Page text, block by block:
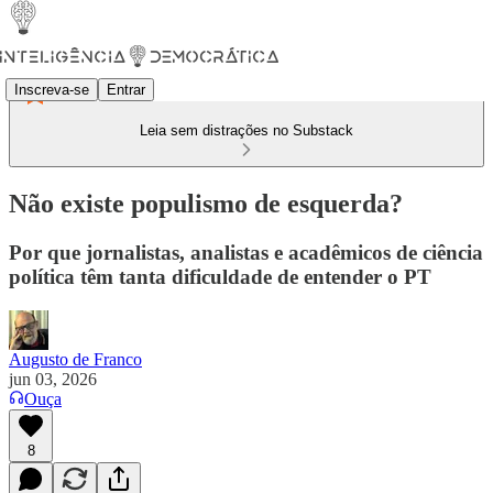
Inscreva-se Entrar
Leia sem distrações no Substack
Não existe populismo de esquerda?
Por que jornalistas, analistas e acadêmicos de ciência
política têm tanta dificuldade de entender o PT
Augusto de Franco
jun 03, 2026
Ouça
8